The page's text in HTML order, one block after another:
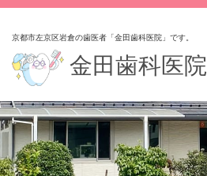
京都市左京区岩倉の歯医者「金田歯科医院」です。
金田歯科医院